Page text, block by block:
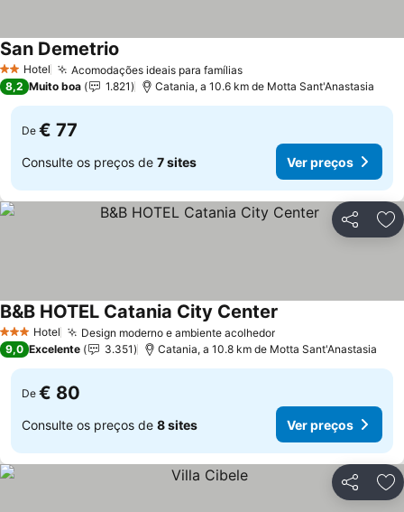
2 Estrelas
Hotel Acomodações ideais para famílias
San Demetrio
8,2 Muito boa 1.821 Catania, a 10.6 km de Motta Sant'Anastasia
De € 77
Consulte os preços de 7 sites Ver preços
Partilhar
3 EstrelasHotel Design moderno e ambiente acolhedor
B&B HOTEL Catania City Center
9,0 Excelente 3.351 Catania, a 10.8 km de Motta Sant'Anastasia
De € 80
Consulte os preços de 8 sites Ver preços
Partilhar